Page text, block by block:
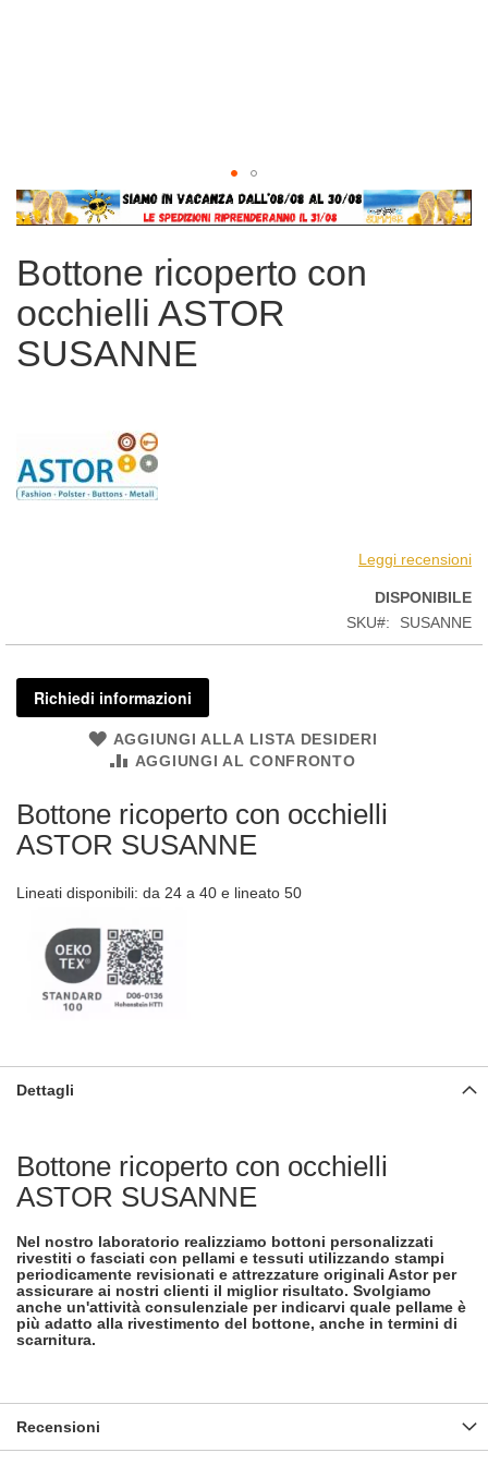
Vai
all'inizio
galleria
di
immagini
Bottone ricoperto con
occhielli ASTOR
SUSANNE
Leggi recensioni
DISPONIBILE
SKU
SUSANNE
Richiedi informazioni
AGGIUNGI ALLA LISTA DESIDERI
AGGIUNGI AL CONFRONTO
Bottone ricoperto con occhielli
ASTOR SUSANNE
Lineati disponibili: da 24 a 40 e lineato 50
Dettagli
Bottone ricoperto con occhielli
ASTOR SUSANNE
Nel nostro laboratorio realizziamo bottoni personalizzati
rivestiti o fasciati con pellami e tessuti utilizzando stampi
periodicamente revisionati e attrezzature originali Astor per
assicurare ai nostri clienti il miglior risultato. Svolgiamo
anche un'attività consulenziale per indicarvi quale pellame è
più adatto alla rivestimento del bottone, anche in termini di
scarnitura.
Recensioni